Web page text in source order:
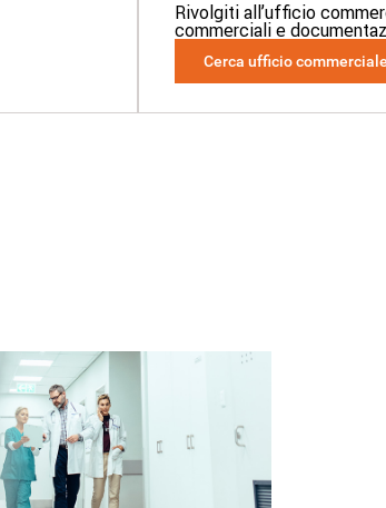
Rivolgiti all’ufficio
commerciali e
Cerca ufficio commerciale